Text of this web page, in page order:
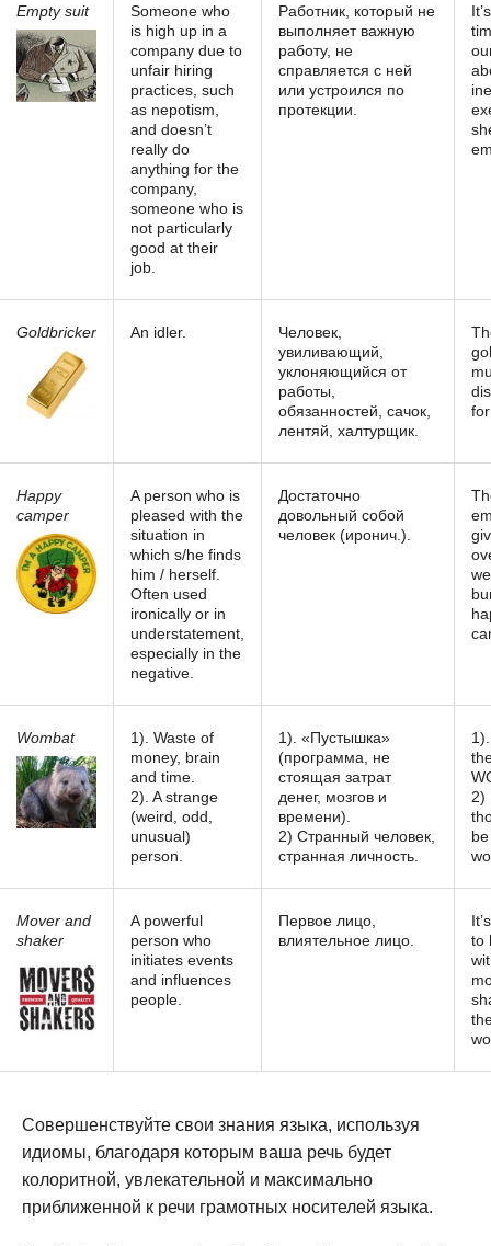
Empty suit
Someone who
is high up in a
company due to
unfair hiring
practices, such
as nepotism,
and doesn’t
really do
anything for the
company,
someone who is
not particularly
good at their
job.
Работник, который не
выполняет важную
работу, не
справляется с ней
или устроился по
протекции.
Goldbricker An idler.
Человек,
увиливающий,
уклоняющийся от
работы,
обязанностей, сачок,
лентяй, халтурщик.
Happy
camper
A person who is
pleased with the
situation in
which s/he finds
him / herself.
Often used
ironically or in
understatement,
especially in the
negative.
Достаточно
довольный собой
человек (иронич.).
Wombat
1). Waste of
money, brain
and time.
2). A strange
(weird, odd,
unusual)
person.
1). «Пустышка»
(программа, не
стоящая затрат
денег, мозгов и
времени).
2) Странный человек,
странная личность.
2)
Mover and
shaker
A powerful
person who
initiates events
and influences
people.
Первое лицо,
влиятельное лицо.
to
Совершенствуйте свои знания языка, используя
идиомы, благодаря которым ваша речь будет
колоритной, увлекательной и максимально
приближенной к речи грамотных носителей языка.